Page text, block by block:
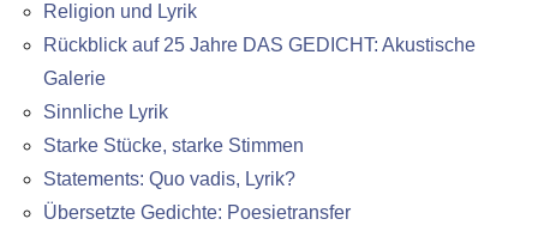
Religion und Lyrik
Rückblick auf 25 Jahre DAS GEDICHT: Akustische
Galerie
Sinnliche Lyrik
Starke Stücke, starke Stimmen
Statements: Quo vadis, Lyrik?
Übersetzte Gedichte: Poesietransfer